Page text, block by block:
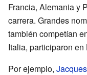
Francia, Alemania y
carrera. Grandes
también competían
Italia, participaron en
Por ejemplo,